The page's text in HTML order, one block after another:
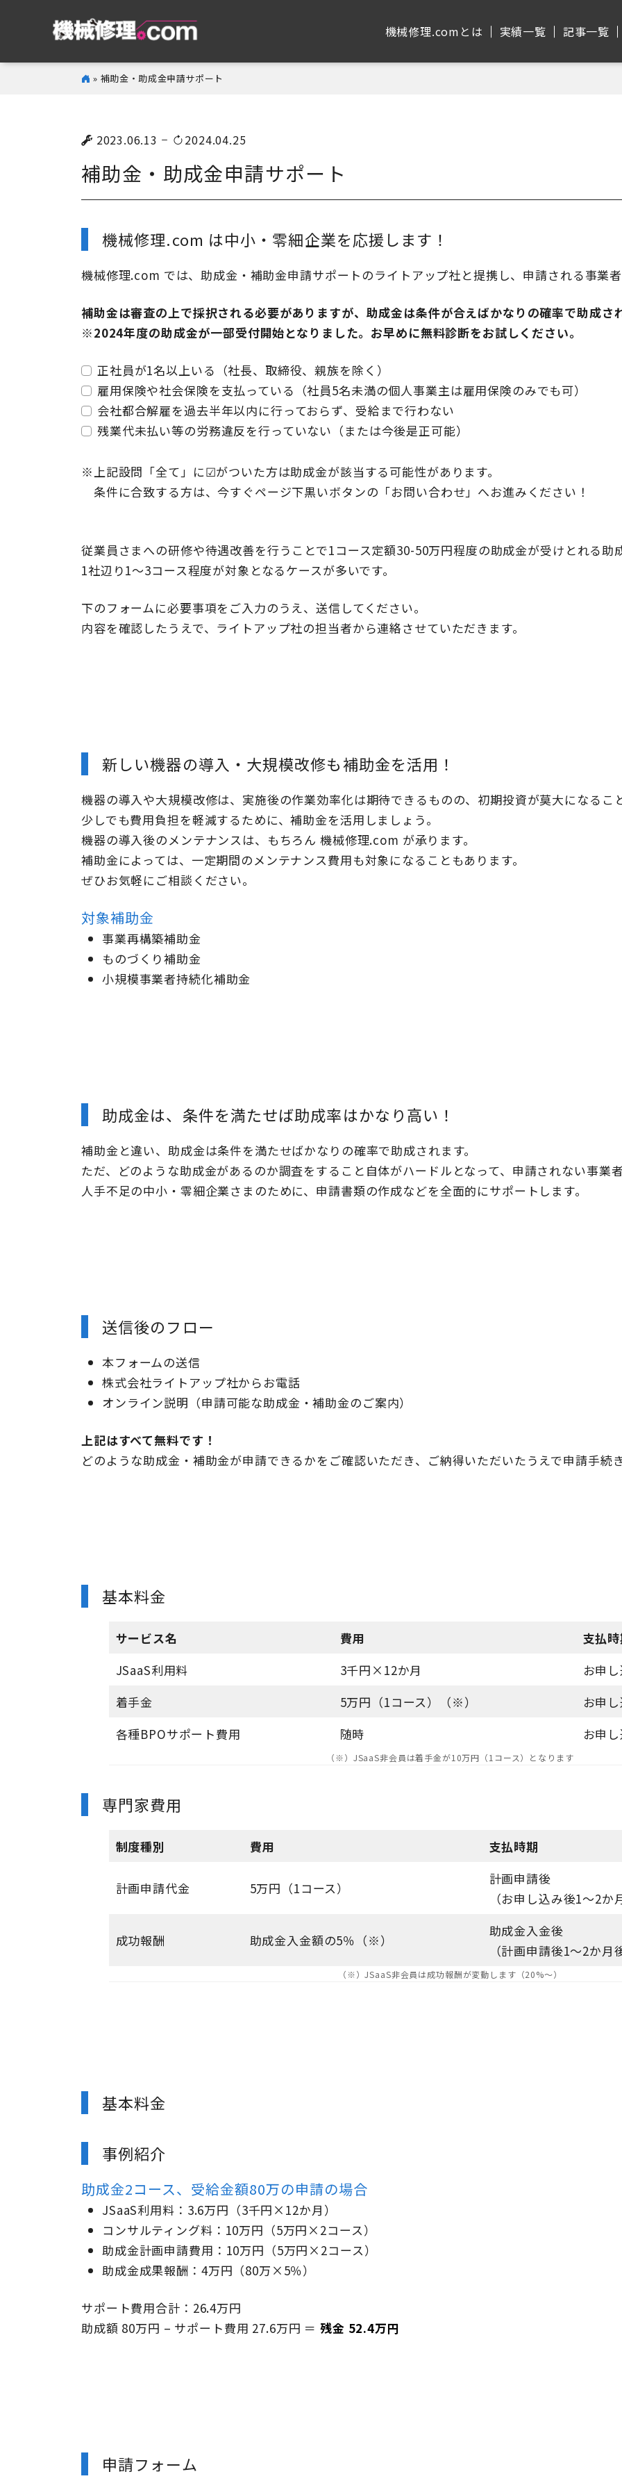
機械修理.comとは 実績⼀覧 記事⼀覧
» 補助金・助成金申請サポート
2023.06.13 2024.04.25
補助金・助成金申請サポート
機械修理.com は中小・零細企業を応援します！
機械修理.com では、助成金・補助金申請サポートのライトアップ社と提携し、申請される事業
補助金は審査の上で採択される必要がありますが、助成金は条件が合えばかなりの確率で助成され
※2024年度の助成金が一部受付開始となりました。お早めに無料診断をお試しください。
正社員が1名以上いる（社長、取締役、親族を除く）
雇用保険や社会保険を支払っている（社員5名未満の個人事業主は雇用保険のみでも可）
会社都合解雇を過去半年以内に行っておらず、受給まで行わない
残業代未払い等の労務違反を行っていない（または今後是正可能）
※上記設問「全て」に☑がついた方は助成金が該当する可能性があります。
条件に合致する方は、今すぐページ下黒いボタンの「お問い合わせ」へお進みください！
従業員さまへの研修や待遇改善を行うことで1コース定額30-50万円程度の助成金が受けとれる助
1社辺り1～3コース程度が対象となるケースが多いです。
下のフォームに必要事項をご入力のうえ、送信してください。
内容を確認したうえで、ライトアップ社の担当者から連絡させていただきます。
新しい機器の導入・大規模改修も補助金を活用！
機器の導入や大規模改修は、実施後の作業効率化は期待できるものの、初期投資が莫大になるこ
少しでも費用負担を軽減するために、補助金を活用しましょう。
機器の導入後のメンテナンスは、もちろん 機械修理.com が承ります。
補助金によっては、一定期間のメンテナンス費用も対象になることもあります。
ぜひお気軽にご相談ください。
対象補助金
事業再構築補助金
ものづくり補助金
小規模事業者持続化補助金
助成金は、条件を満たせば助成率はかなり高い！
補助金と違い、助成金は条件を満たせばかなりの確率で助成されます。
ただ、どのような助成金があるのか調査をすること自体がハードルとなって、申請されない事業者
人手不足の中小・零細企業さまのために、申請書類の作成などを全面的にサポートします。
送信後のフロー
本フォームの送信
株式会社ライトアップ社からお電話
オンライン説明（申請可能な助成金・補助金のご案内）
上記はすべて無料です！
どのような助成金・補助金が申請できるかをご確認いただき、ご納得いただいたうえで申請手続き
基本料金
サービス名 費用
支払
JSaaS利用料
3千円×12か月
お申
着手金
5万円（1コース）（※）
お申
各種BPOサポート費用
随時 お申
（※）JSaaS非会員は着手金が10万円（1コース）となります
専門家費用
制度種別 費用 支払時期
計画申請代金 5万円（1コース）
計画申請後
（お申し込み後1～2か
成功報酬 助成金入金額の5％（※）
助成金入金後
（計画申請後1～2か月
（※）JSaaS非会員は成功報酬が変動します（20%～）
基本料金
事例紹介
助成金2コース、受給金額80万の申請の場合
JSaaS利用料：3.6万円（3千円×12か月）
コンサルティング料：10万円（5万円×2コース）
助成金計画申請費用：10万円（5万円×2コース）
助成金成果報酬：4万円（80万×5％）
サポート費用合計：26.4万円
助成額 80万円 – サポート費用 27.6万円 ＝ 残金 52.4万円
申請フォーム